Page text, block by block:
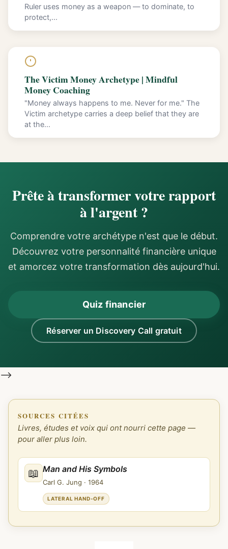
Ruler uses money as a weapon — to dominate, to
protect,...
The Victim Money Archetype | Mindful
Money Coaching
"Money always happens to me. Never for me." The
Victim archetype carries a deep belief that they are
at the...
Prête à transformer votre rapport
à l'argent ?
Comprendre votre archétype n'est que le début.
Découvrez votre personnalité financière unique
et amorcez votre transformation dès aujourd'hui.
Quiz financier
Réserver un Discovery Call gratuit
-->
SOURCES CITÉES
Livres, études et voix qui ont nourri cette page —
pour aller plus loin.
📖 Man and His Symbols
Carl G. Jung · 1964
LATERAL HAND-OFF